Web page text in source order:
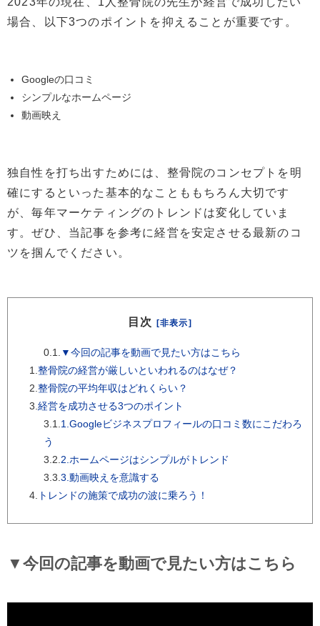
場合、以下3つのポイントを抑えることが重要です。
Googleの口コミ
シンプルなホームページ
動画映え
独自性を打ち出すためには、整骨院のコンセプトを明
確にするといった基本的なことももちろん大切です
が、毎年マーケティングのトレンドは変化していま
す。ぜひ、当記事を参考に経営を安定させる最新のコ
ツを掴んでください。
目次 [非表示]
0.1. ▼今回の記事を動画で見たい方はこちら
1.整骨院の経営が厳しいといわれるのはなぜ？
2.整骨院の平均年収はどれくらい？
3.経営を成功させる3つのポイント
3.1.1.Googleビジネスプロフィールの口コミ数にこだわろ
う
3.2.2.ホームページはシンプルがトレンド
3.3.3.動画映えを意識する
4. トレンドの施策で成功の波に乗ろう！
▼今回の記事を動画で見たい方はこちら